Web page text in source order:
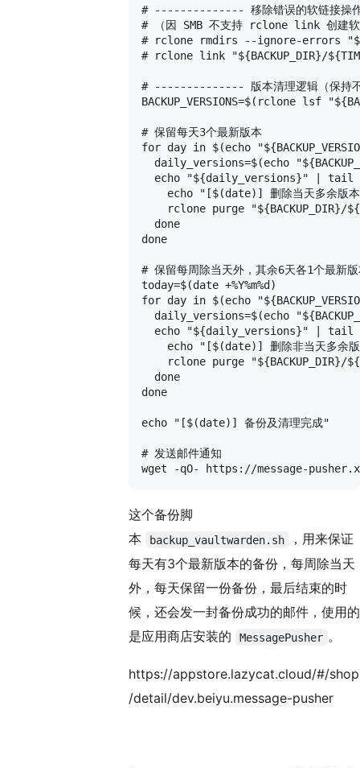
# -------------- 移除错误的软链接
# （因 SMB 不支持 rclone link 创建软
# rclone rmdirs --ignore-errors
# rclone link "${BACKUP_DIR}/
# -------------- 版本清理逻辑（保
BACKUP_VERSIONS=$(rclone lsf
# 保留每天3个最新版本
for day in $(echo
daily_versions=$(echo
echo "${daily_versions}" |
echo "[$(date)] 删除当天多余版
rclone purge "${BACKUP_DIR}/
  done
done
# 保留每周除当天外，其余6天各1个最新
today=$(date +%Y%m%d)
for day in $(echo
daily_versions=$(echo
echo "${daily_versions}" |
echo "[$(date)] 删除非当天多余
rclone purge "${BACKUP_DIR}/
  done
done
echo "[$(date)] 备份及清理完成"
# 发送邮件通知
这个备份脚
本
backup_vaultwarden.sh
，用来保证
每天有3个最新版本的备份，每周除当天
外，每天保留一份备份，最后结束的时
候，还会发一封备份成功的邮件，使用的
是应用商店安装的
MessagePusher 。
https://appstore.lazycat.cloud/#/shop
/detail/dev.beiyu.message-pusher